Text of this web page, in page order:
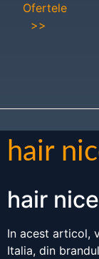
Ofertele
>>
hair
hair nice
In acest articol,
Italia, din